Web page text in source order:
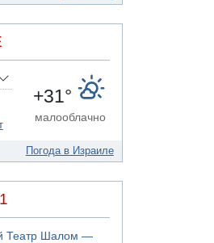
лишение
харедим
в забор и
+31°
малооблачно
Погода в Израиле
Театр Шалом —